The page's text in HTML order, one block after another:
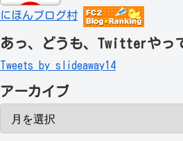
にほんブログ村
あっ、どうも、Twitterやっ
Tweets by slideaway14
アーカイブ